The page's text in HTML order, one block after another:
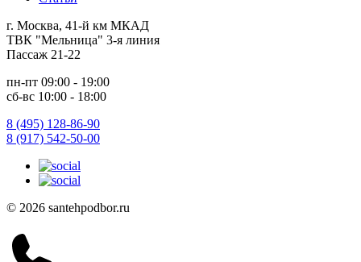
г. Москва, 41-й км МКАД
ТВК "Мельница" 3-я линия
Пассаж 21-22
пн-пт 09:00 - 19:00
сб-вс 10:00 - 18:00
8 (495) 128-86-90
8 (917) 542-50-00
© 2026 santehpodbor.ru